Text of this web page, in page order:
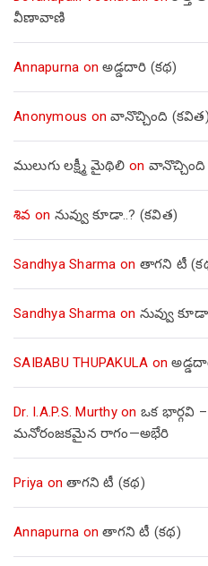
వీణావాణి
Annapurna onఅడ్డదారి (కథ)
Anonymous onవానొచ్చింది (కవిత)
ములుగు లక్ష్మీ మైథిలి on వానొచ్చింది
శివ on నువ్వు కూడా..? (కవిత)
Sandhya Sharma on తాగని టీ
Sandhya Sharma on నువ్వు
SAIBABU THUPAKULA on
Dr. I.A.P.S. Murthyon ఒక భార్గవి
మనోరంజకమైన రాగం—అభేరి
Priya onతాగని టీ (కథ)
Annapurna onతాగని టీ (కథ)